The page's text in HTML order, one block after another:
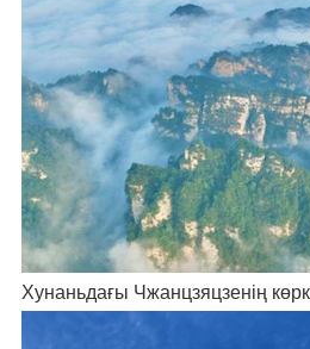
Хунаньдағы Чжанцзяцзенің